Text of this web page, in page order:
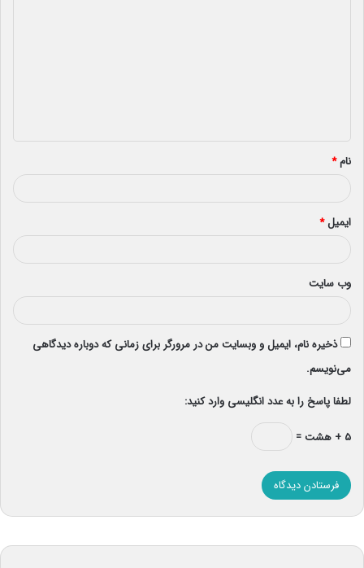
*
نام*
ایمیل*
وب‌ سایت
ذخیره نام، ایمیل و وبسایت من در مرورگر برای زمانی که دوباره دیدگاهی
می‌نویسم.
لطفا پاسخ را به عدد انگلیسی وارد کنید:
۵ + هشت =